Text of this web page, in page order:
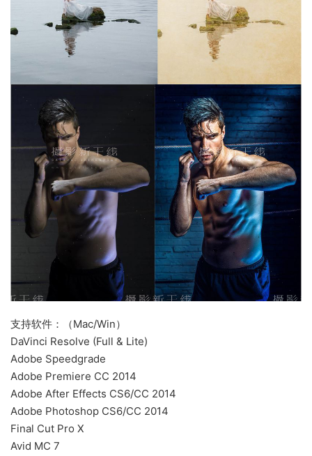
支持软件：（Mac/Win）
DaVinci Resolve (Full & Lite)
Adobe Speedgrade
Adobe Premiere CC 2014
Adobe After Effects CS6/CC 2014
Adobe Photoshop CS6/CC 2014
Final Cut Pro X
Avid MC 7